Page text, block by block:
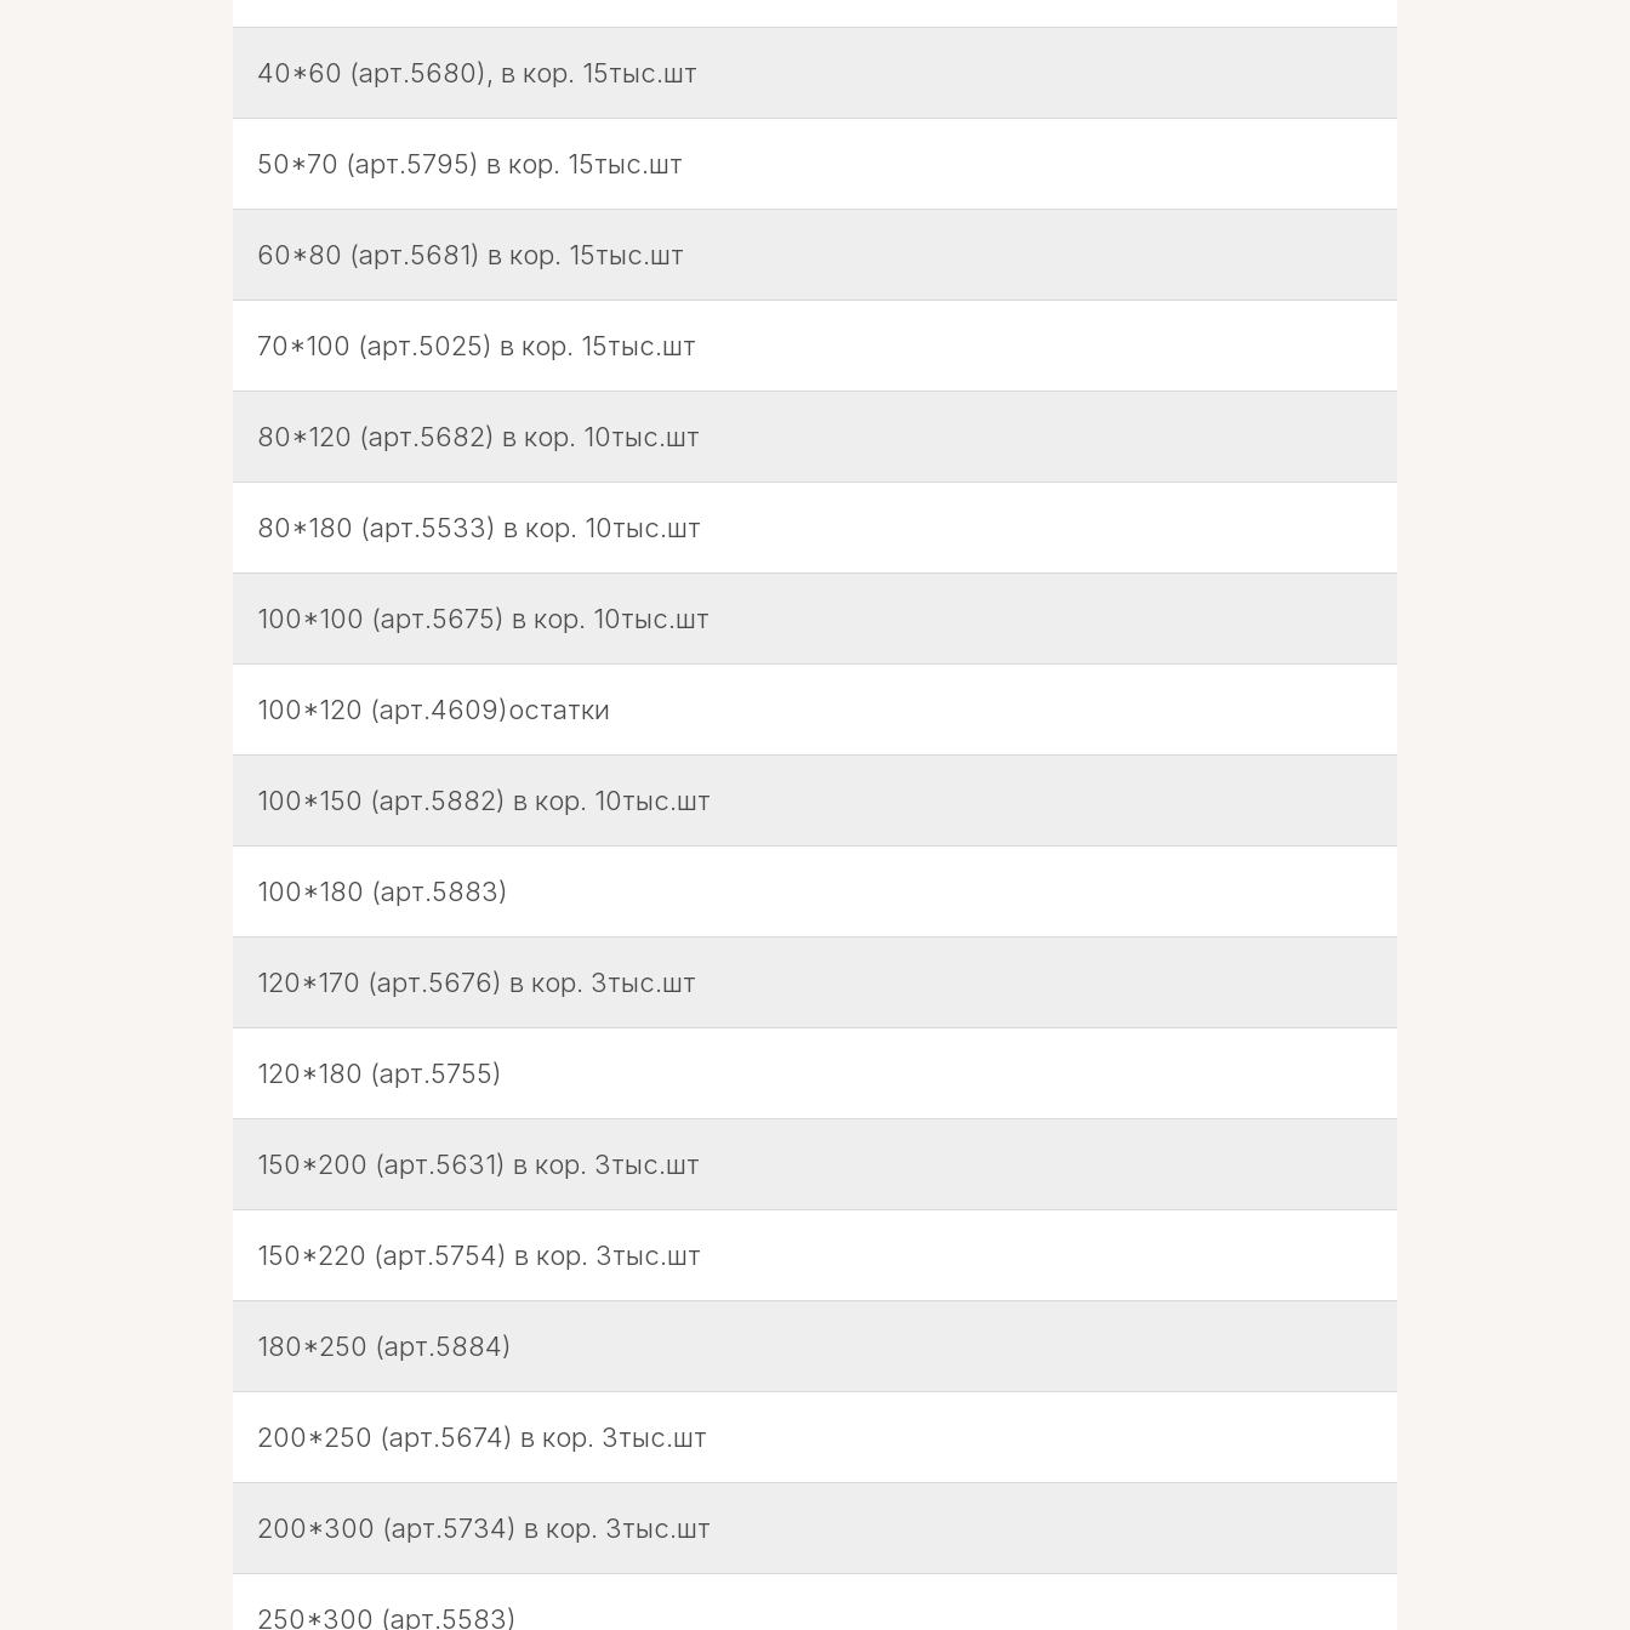
40*60 (арт.5680), в кор. 15тыс.шт
50*70 (арт.5795) в кор. 15тыс.шт
60*80 (арт.5681) в кор. 15тыс.шт
70*100 (арт.5025) в кор. 15тыс.шт
80*120 (арт.5682) в кор. 10тыс.шт
80*180 (арт.5533) в кор. 10тыс.шт
100*100 (арт.5675) в кор. 10тыс.шт
100*120 (арт.4609)остатки
100*150 (арт.5882) в кор. 10тыс.шт
100*180 (арт.5883)
120*170 (арт.5676) в кор. 3тыс.шт
120*180 (арт.5755)
150*200 (арт.5631) в кор. 3тыс.шт
150*220 (арт.5754) в кор. 3тыс.шт
180*250 (арт.5884)
200*250 (арт.5674) в кор. 3тыс.шт
200*300 (арт.5734) в кор. 3тыс.шт
250*300 (арт.5583)